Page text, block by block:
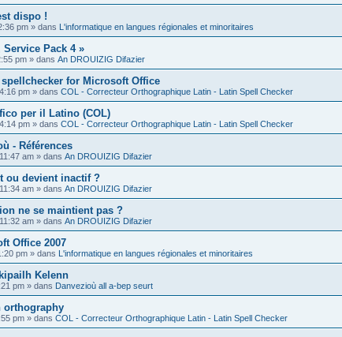
dispo !
pm » dans L'informatique en langues régionales et minoritaires
Pack 4 »
pm » dans An DROUIZIG Difazier
for Microsoft Office
pm » dans COL - Correcteur Orthographique Latin - Latin Spell Checker
per il Latino (COL)
pm » dans COL - Correcteur Orthographique Latin - Latin Spell Checker
- Références
am » dans An DROUIZIG Difazier
ou devient inactif ?
am » dans An DROUIZIG Difazier
ne se maintient pas ?
am » dans An DROUIZIG Difazier
Office 2007
pm » dans L'informatique en langues régionales et minoritaires
Kelenn
pm » dans Danvezioù all a-bep seurt
orthography
pm » dans COL - Correcteur Orthographique Latin - Latin Spell Checker